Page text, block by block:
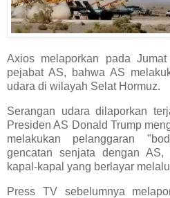
Axios melaporkan pada
pejabat AS, bahwa AS
udara di wilayah Selat Hormuz.
Serangan udara dilaporkan
Presiden AS Donald Trump
melakukan pelanggaran
gencatan senjata dengan AS,
kapal-kapal yang berlayar
Press TV sebelumnya